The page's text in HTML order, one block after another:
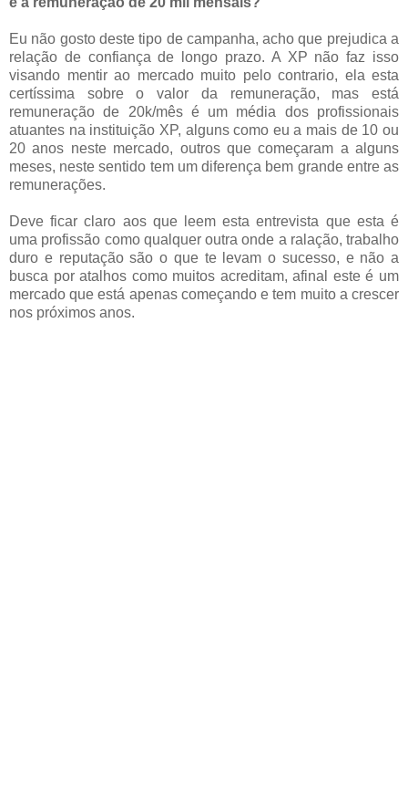
Eu não gosto deste tipo de campanha, acho que prejudica a
relação de confiança de longo prazo. A XP não faz isso
visando mentir ao mercado muito pelo contrario, ela esta
certíssima sobre o valor da remuneração, mas está
remuneração de 20k/mês é um média dos profissionais
atuantes na instituição XP, alguns como eu a mais de 10 ou
20 anos neste mercado, outros que começaram a alguns
meses, neste sentido tem um diferença bem grande entre as
remunerações.
Deve ficar claro aos que leem esta entrevista que esta é
uma profissão como qualquer outra onde a ralação, trabalho
duro e reputação são o que te levam o sucesso, e não a
busca por atalhos como muitos acreditam, afinal este é um
mercado que está apenas começando e tem muito a crescer
nos próximos anos.